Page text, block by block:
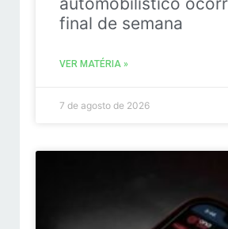
final de semana
VER MATÉRIA »
7 de agosto de 2026